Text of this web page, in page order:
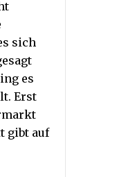
sich
es
Erst
gibt auf